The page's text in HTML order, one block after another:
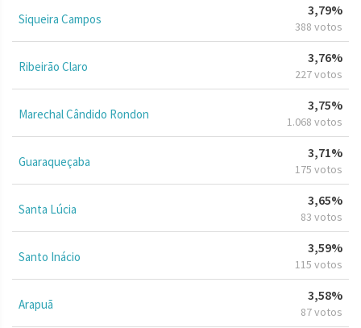
Siqueira Campos
3,79%
388 votos
Ribeirão Claro
3,76%
227 votos
Marechal Cândido Rondon
3,75%
1.068 votos
Guaraqueçaba
3,71%
175 votos
Santa Lúcia
3,65%
83 votos
Santo Inácio
3,59%
115 votos
Arapuã
3,58%
87 votos